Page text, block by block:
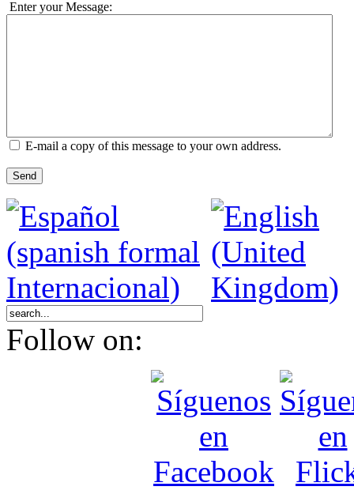
Enter your Message:
E-mail a copy of this message to your own address.
Send
Follow on: